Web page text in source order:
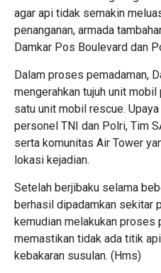
agar api tidak semakin
penanganan, armada
Damkar Pos Boulevard dan
Dalam proses pemadaman,
mengerahkan tujuh unit
satu unit mobil rescue.
personel TNI dan Polri, Tim
serta komunitas Air Tower
lokasi kejadian.
Setelah berjibaku selama
berhasil dipadamkan sekitar
kemudian melakukan proses
memastikan tidak ada titik
kebakaran susulan. (Hms)